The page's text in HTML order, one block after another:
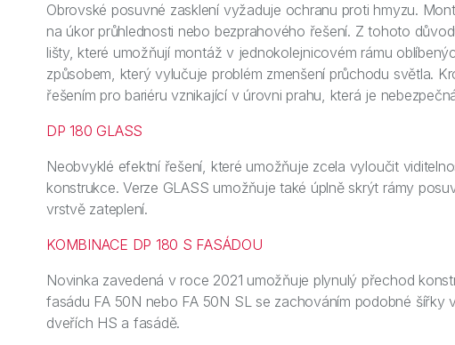
Obrovské posuvné zasklení vyžaduje ochranu proti hmyzu.
na úkor průhlednosti nebo bezprahového řešení. Z tohoto
lišty, které umožňují montáž v jednokolejnicovém rámu
způsobem, který vylučuje problém zmenšení průchodu světla.
řešením pro bariéru vznikající v úrovni prahu, která je
DP 180 GLASS
Neobvyklé efektní řešení, které umožňuje zcela vyloučit
konstrukce. Verze GLASS umožňuje také úplně skrýt rámy
vrstvě zateplení.
KOMBINACE DP 180 S FASÁDOU
Novinka zavedená v roce 2021 umožňuje plynulý přechod
fasádu FA 50N nebo FA 50N SL se zachováním podobné šířky
dveřích HS a fasádě.